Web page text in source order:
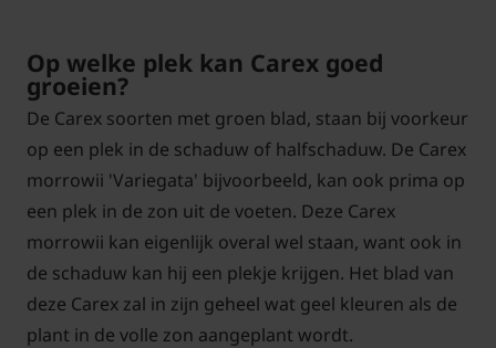
Op welke plek kan Carex goed
groeien?
De Carex soorten met groen blad, staan bij voorkeur
op een plek in de schaduw of halfschaduw. De Carex
morrowii 'Variegata' bijvoorbeeld, kan ook prima op
een plek in de zon uit de voeten. Deze Carex
morrowii kan eigenlijk overal wel staan, want ook in
de schaduw kan hij een plekje krijgen. Het blad van
deze Carex zal in zijn geheel wat geel kleuren als de
plant in de volle zon aangeplant wordt.